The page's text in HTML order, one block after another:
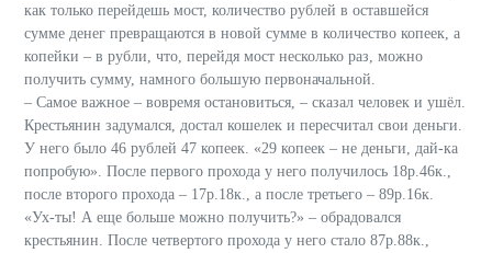
как только перейдешь мост, количество рублей в оставшейся
сумме денег превращаются в новой сумме в количество копеек, а
копейки – в рубли, что, перейдя мост несколько раз, можно
получить сумму, намного большую первоначальной.
– Самое важное – вовремя остановиться, – сказал человек и ушёл.
Крестьянин задумался, достал кошелек и пересчитал свои деньги.
У него было 46 рублей 47 копеек. «29 копеек – не деньги, дай-ка
попробую». После первого прохода у него получилось 18р.46к.,
после второго прохода – 17р.18к., а после третьего – 89р.16к.
«Ух-ты! А еще больше можно получить?» – обрадовался
крестьянин. После четвертого прохода у него стало 87р.88к.,